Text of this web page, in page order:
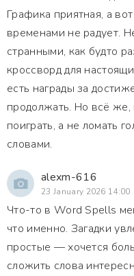
Графика приятная, а
временами не радует.
странными, как будто
кроссворд для
есть награды за
продолжать. Но всё же,
поиграть, а не ломать
словами.
alexm-616
23 January 2026 14:00
Что-то в Word Spells
что именно. Загадки
простые — хочется
сложить слова